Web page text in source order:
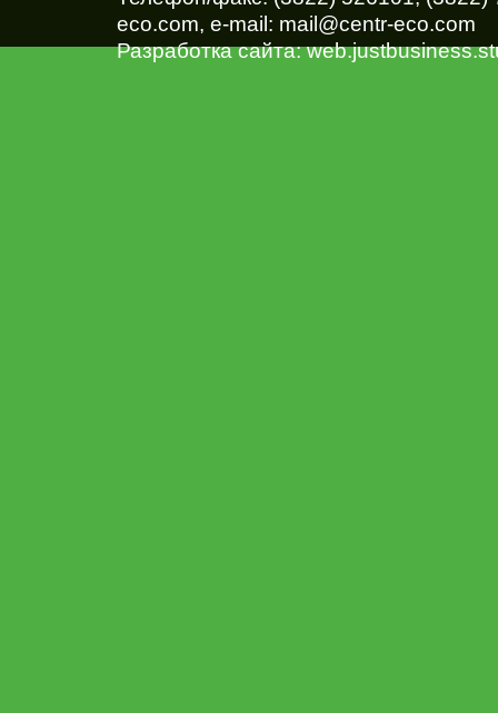
ЭКОН
eco.com, e-mail: mail@centr-eco.com
Разработка сайта: